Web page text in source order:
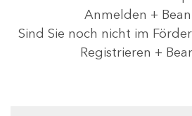
Anmelden +
Sind Sie noch nicht im
Registrieren +